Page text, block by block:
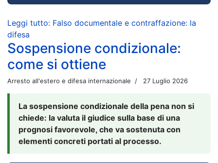
Leggi tutto: Falso documentale e contraffazione: la
difesa
Sospensione condizionale:
come si ottiene
Arresto all'estero e difesa internazionale 27 Luglio 2026
La sospensione condizionale della pena non si
chiede: la valuta il giudice sulla base di una
prognosi favorevole, che va sostenuta con
elementi concreti portati al processo.